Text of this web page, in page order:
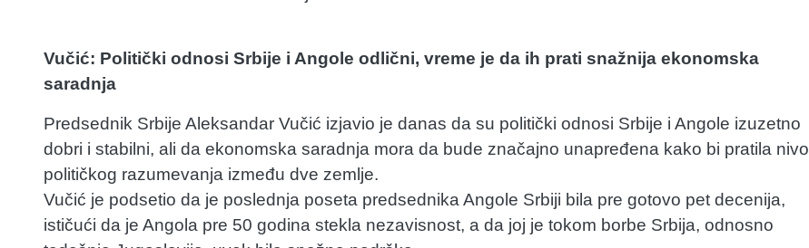
Vučić: Politički odnosi Srbije i Angole odlični, vreme je da ih prati snažnija ekonomska
saradnja
Predsednik Srbije Aleksandar Vučić izjavio je danas da su politički odnosi Srbije i Angole izuzetno
dobri i stabilni, ali da ekonomska saradnja mora da bude značajno unapređena kako bi pratila nivo
političkog razumevanja između dve zemlje.
Vučić je podsetio da je poslednja poseta predsednika Angole Srbiji bila pre gotovo pet decenija,
ističući da je Angola pre 50 godina stekla nezavisnost, a da joj je tokom borbe Srbija, odnosno